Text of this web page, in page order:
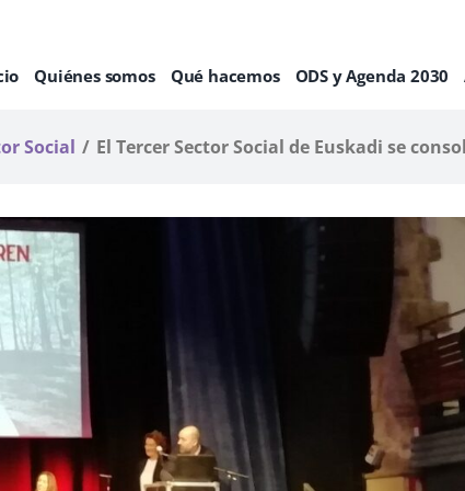
Quiénes somos Qué hacemos ODS y Agenda 2030
Social El Tercer Sector Social de Euskadi se